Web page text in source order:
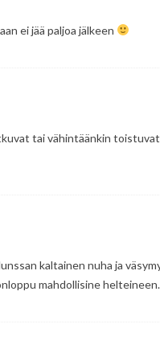
ei jää paljoa jälkeen
tai vähintäänkin
kaltainen nuha ja
mahdollisine